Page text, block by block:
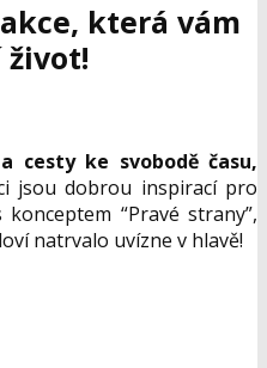
která vám
život!
a cesty ke svobodě času,
jsou dobrou inspirací pro
“Pravé strany”,
natrvalo uvízne v hlavě!